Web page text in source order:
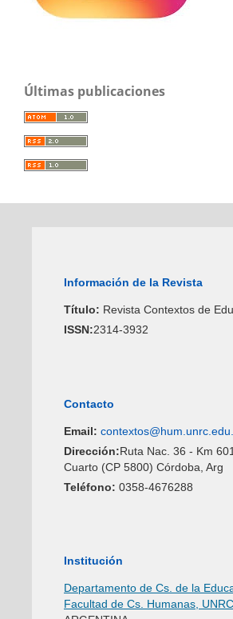
Últimas publicaciones
Información de la Revista
Título: Revista Contextos de
ISSN:2314-3932
Contacto
Email:
Dirección:Ruta Nac. 36 - Km
Cuarto (CP 5800) Córdoba, Arg
Teléfono: 0358-4676288
Institución
Departamento de Cs. de la
Facultad de Cs. Humanas, UNRC.